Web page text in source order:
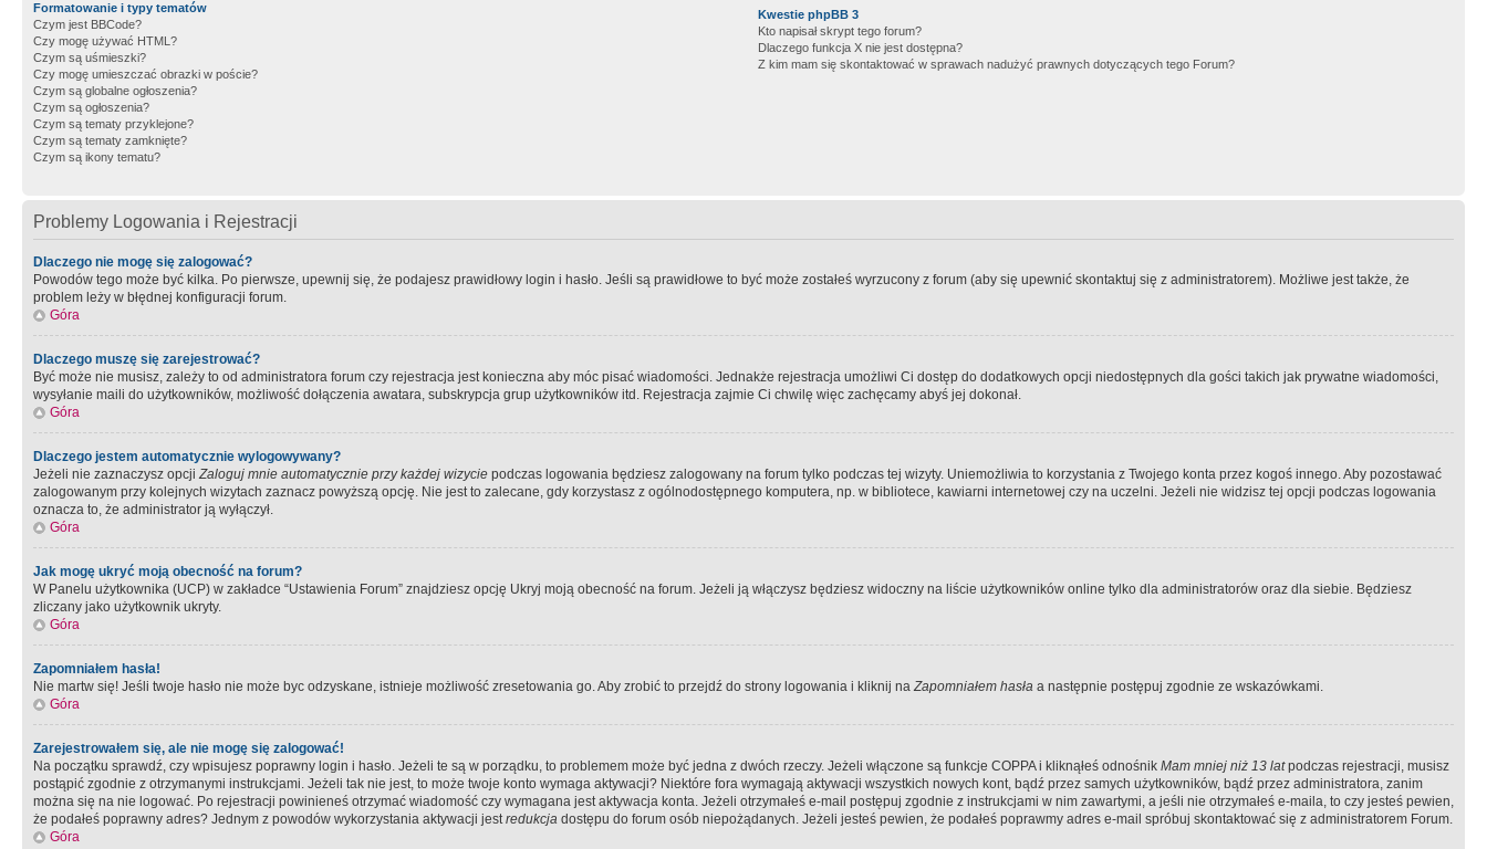
Formatowanie i typy tematów
Czym jest BBCode?
Czy mogę używać HTML?
Czym są uśmieszki?
Czy mogę umieszczać obrazki w poście?
Czym są globalne ogłoszenia?
Czym są ogłoszenia?
Czym są tematy przyklejone?
Czym są tematy zamknięte?
Czym są ikony tematu?
Kwestie phpBB 3
Kto napisał skrypt tego forum?
Dlaczego funkcja X nie jest dostępna?
Z kim mam się skontaktować w sprawach nadużyć prawnych dotyczących tego Forum?
Problemy Logowania i Rejestracji
Dlaczego nie mogę się zalogować?
Powodów tego może być kilka. Po pierwsze, upewnij się, że podajesz prawidłowy login i hasło. Jeśli są prawidłowe to być może zostałeś wyrzucony z forum (aby się upewnić skontaktuj się z administratorem). Możliwe jest także, że
problem leży w błędnej konfiguracji forum.
Góra
Dlaczego muszę się zarejestrować?
Być może nie musisz, zależy to od administratora forum czy rejestracja jest konieczna aby móc pisać wiadomości. Jednakże rejestracja umożliwi Ci dostęp do dodatkowych opcji niedostępnych dla gości takich jak prywatne wiadomości,
wysyłanie maili do użytkowników, możliwość dołączenia awatara, subskrypcja grup użytkowników itd. Rejestracja zajmie Ci chwilę więc zachęcamy abyś jej dokonał.
Góra
Dlaczego jestem automatycznie wylogowywany?
Jeżeli nie zaznaczysz opcjiZaloguj mnie automatycznie przy każdej wizycie podczas logowania będziesz zalogowany na forum tylko podczas tej wizyty. Uniemożliwia to korzystania z Twojego konta przez kogoś innego. Aby pozostawać
zalogowanym przy kolejnych wizytach zaznacz powyższą opcję. Nie jest to zalecane, gdy korzystasz z ogólnodostępnego komputera, np. w bibliotece, kawiarni internetowej czy na uczelni. Jeżeli nie widzisz tej opcji podczas logowania
oznacza to, że administrator ją wyłączył.
Góra
Jak mogę ukryć moją obecność na forum?
W Panelu użytkownika (UCP) w zakładce “Ustawienia Forum” znajdziesz opcję Ukryj moją obecność na forum. Jeżeli ją włączysz będziesz widoczny na liście użytkowników online tylko dla administratorów oraz dla siebie. Będziesz
zliczany jako użytkownik ukryty.
Góra
Zapomniałem hasła!
Nie martw się! Jeśli twoje hasło nie może byc odzyskane, istnieje możliwość zresetowania go. Aby zrobić to przejdź do strony logowania i kliknij naZapomniałem hasła a następnie postępuj zgodnie ze wskazówkami.
Góra
Zarejestrowałem się, ale nie mogę się zalogować!
Na początku sprawdź, czy wpisujesz poprawny login i hasło. Jeżeli te są w porządku, to problemem może być jedna z dwóch rzeczy. Jeżeli włączone są funkcje COPPA i kliknąłeś odnośnik Mam mniej niż 13 latpodczas rejestracji, musisz
postąpić zgodnie z otrzymanymi instrukcjami. Jeżeli tak nie jest, to może twoje konto wymaga aktywacji? Niektóre fora wymagają aktywacji wszystkich nowych kont, bądź przez samych użytkowników, bądź przez administratora, zanim
można się na nie logować. Po rejestracji powinieneś otrzymać wiadomość czy wymagana jest aktywacja konta. Jeżeli otrzymałeś e-mail postępuj zgodnie z instrukcjami w nim zawartymi, a jeśli nie otrzymałeś e-maila, to czy jesteś pewien,
że podałeś poprawny adres? Jednym z powodów wykorzystania aktywacji jestredukcja dostępu do forum osób niepożądanych. Jeżeli jesteś pewien, że podałeś poprawmy adres e-mail spróbuj skontaktować się z administratorem Forum.
Góra